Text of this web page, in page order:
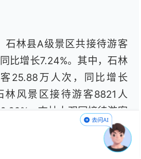
石林县A级景区共接待游客
比增长7.24%。其中，石林
25.88万人次，同比增长
林风景区接待游客8821人
；杏林大观园接待游客
比增长45.27%；冰雪海洋世
万人次。全县石林乡村旅游